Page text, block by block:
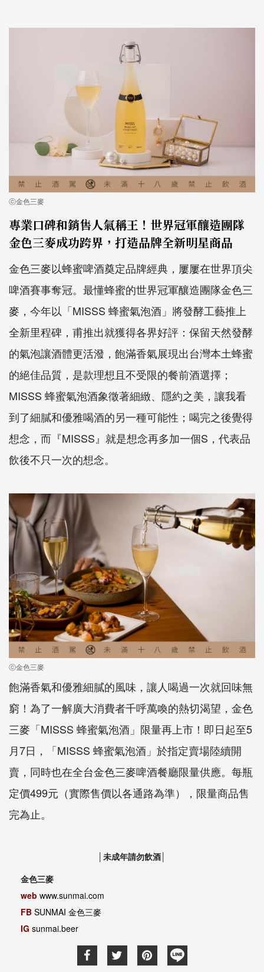
ⓒ金色三麥
專業口碑和銷售人氣稱王！世界冠軍釀造團隊
金色三麥成功跨界，打造品牌全新明星商品
金色三麥以蜂蜜啤酒奠定品牌經典，屢屢在世界頂尖
啤酒賽事奪冠。最懂蜂蜜的世界冠軍釀造團隊金色三
麥，今年以「MISSS 蜂蜜氣泡酒」將發酵工藝推上
全新里程碑，甫推出就獲得各界好評：保留天然發酵
的氣泡讓酒體更活潑，飽滿香氣展現出台灣本土蜂蜜
的絕佳品質，是款理想且不受限的餐前酒選擇；
MISSS 蜂蜜氣泡酒象徵著細緻、隱約之美，讓我看
到了細膩和優雅喝酒的另一種可能性；喝完之後覺得
想念，而『MISSS』就是想念再多加一個S，代表品
飲後不只一次的想念。
ⓒ金色三麥
飽滿香氣和優雅細膩的風味，讓人喝過一次就回味無
窮！為了一解廣大消費者千呼萬喚的熱切渴望，金色
三麥「MISSS 蜂蜜氣泡酒」限量再上市！即日起至5
月7日，「MISSS 蜂蜜氣泡酒」於指定賣場陸續開
賣，同時也在全台金色三麥啤酒餐廳限量供應。每瓶
定價499元（實際售價以各通路為準），限量商品售
完為止。
│未成年請勿飲酒│
金色三麥
web www.sunmai.com
FB SUNMAI 金色三麥
IG sunmai.beer